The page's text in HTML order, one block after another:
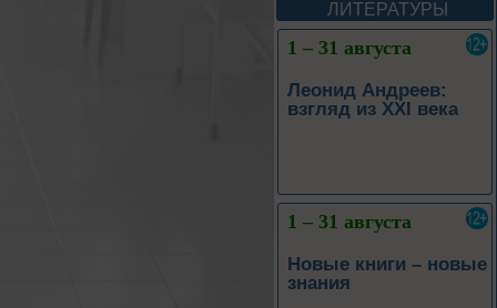
ЛИТЕРАТУРЫ
1 – 31 августа
Леонид Андреев:
взгляд из XXI века
1 – 31 августа
Новые книги – новые
знания